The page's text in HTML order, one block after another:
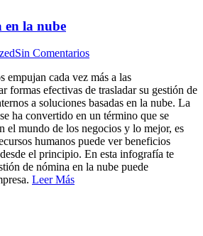
en la nube
Sin Comentarios
empujan cada vez más a las
formas efectivas de trasladar su gestión de
a soluciones basadas en la nube. La
ha convertido en un término que se
el mundo de los negocios y lo mejor, es
humanos puede ver beneficios
el principio. En esta infografía te
de nómina en la nube puede
Leer Más